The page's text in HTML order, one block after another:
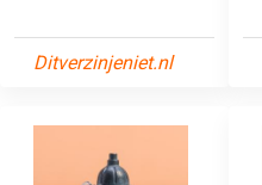
Ditverzinjeniet.nl